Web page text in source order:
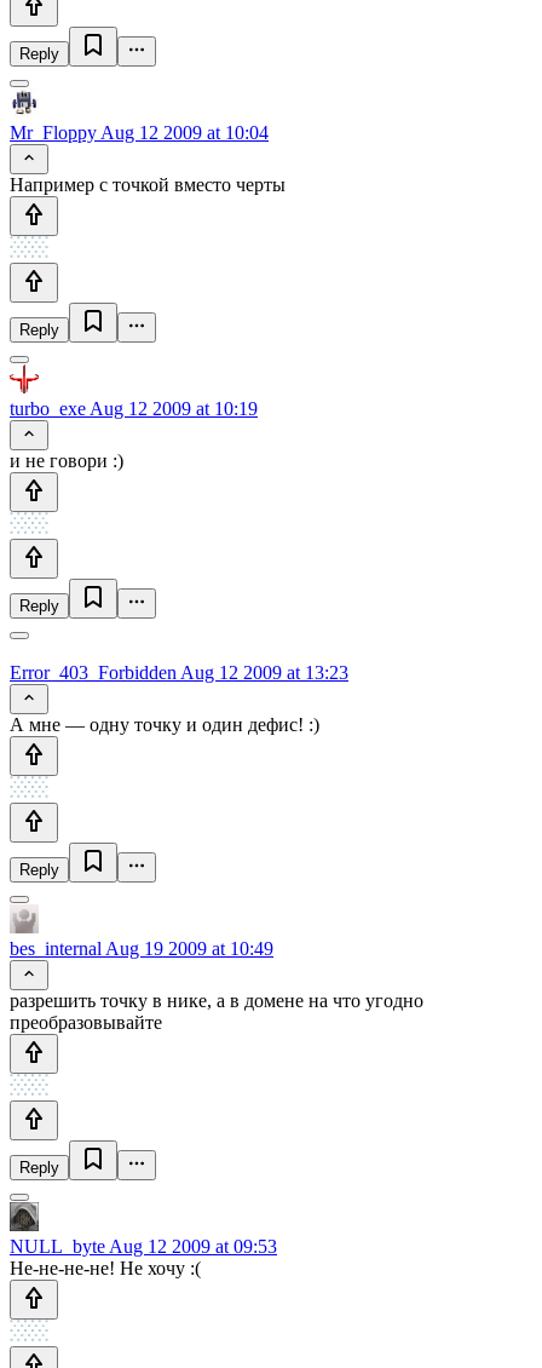
Reply
Mr_Floppy Aug 12 2009 at 10:04
Например с точкой вместо черты
Reply
turbo_exe Aug 12 2009 at 10:19
и не говори :)
Reply
Error_403_Forbidden Aug 12 2009 at 13:23
А мне — одну точку и один дефис! :)
Reply
bes_internal Aug 19 2009 at 10:49
разрешить точку в нике, а в домене на что угодно
преобразовывайте
Reply
NULL_byte Aug 12 2009 at 09:53
Не-не-не-не! Не хочу :(